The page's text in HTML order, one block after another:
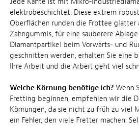
elektrobeschichtet. Diese extrem
Oberflächen runden die Frottee glatter
Zahngummis, für eine sauberere
Diamantpartikel beim Vorwärts- und
geschnitten werden, erhalten Sie eine
Ihre Arbeit und die Arbeit geht viel
Welche Körnung benötige ich? Wenn
Fretting beginnen, empfehlen wir die
Körnungen, da sie nicht zu früh zu viel
ein Fehler, den viele Fretter machen.